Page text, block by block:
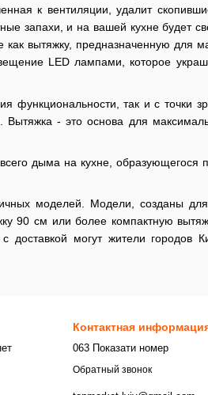
к вентиляции, удалит
запахи, и на вашей кухне будет
как вытяжку, предназначенную для
LED лампами, которое
функциональности, так и с точки
- это основа для
дыма на кухне, образующегося
моделей. Модели, созданы
90 см или более компактную
могут жители городов
Контактная
063 Показати номер
Обратный звонок